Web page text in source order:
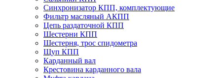
Синхронизатор КПП, комплектующие
Фильтр масляный АКПП
Цепь раздаточной КПП
Шестерни КПП
Шестерня, трос спидометра
Щуп КПП
Карданный вал
Крестовина карданного вала